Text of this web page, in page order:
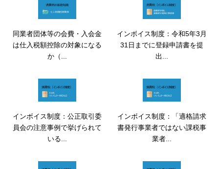
同業者団体等の会費・入会金
は仕入税額控除の対象になる
か（...
インボイス制度：令和5年3月
31日までに登録申請書を提
出...
インボイス制度：公正取引委
員会の注意事例で挙げられて
いる...
インボイス制度：「適格請求
書発行事業者ではない課税事
業者...